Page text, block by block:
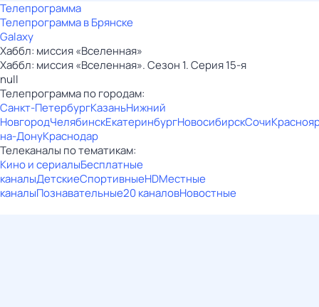
Телепрограмма
Телепрограмма в Брянске
Galaxy
Хаббл: миссия «Вселенная»
Хаббл: миссия «Вселенная». Сезон 1. Серия 15-я
null
Телепрограмма по городам:
Санкт-ПетербургКазаньНижний
НовгородЧелябинскЕкатеринбургНовосибирскСочи
на-ДонуКраснодар
Телеканалы по тематикам:
Кино и сериалыБесплатные
каналыДетскиеСпортивныеHDМестные
каналыПознавательные20 каналовНовостные